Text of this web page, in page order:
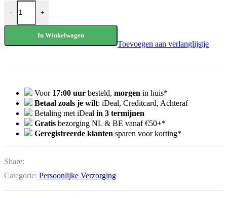
- +
In Winkelwagen
Toevoegen aan verlanglijstje
Voor 17:00 uur besteld, morgen in huis*
Betaal zoals je wilt: iDeal, Creditcard, Achteraf
Betaling met iDeal in 3 termijnen
Gratis bezorging NL & BE vanaf €50+*
Geregistreerde klanten sparen voor korting*
Share:
Categorie: Persoonlijke Verzorging